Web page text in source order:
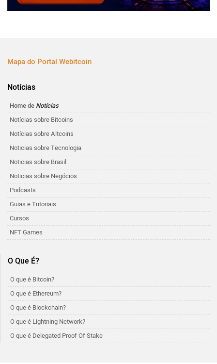
Mapa do Portal Webitcoin
Notícias
Home de Notícias
Notícias sobre Bitcoins
Notícias sobre Altcoins
Noticias sobre Tecnologia
Noticias sobre Brasil
Noticias sobre Negócios
Podcasts
Guias e Tutoriais
Cursos
NFT Games
O Que É?
O que é Bitcoin?
O que é Ethereum?
O que é Blockchain?
O que é Lightning Network?
O que é Delegated Proof Of Stake